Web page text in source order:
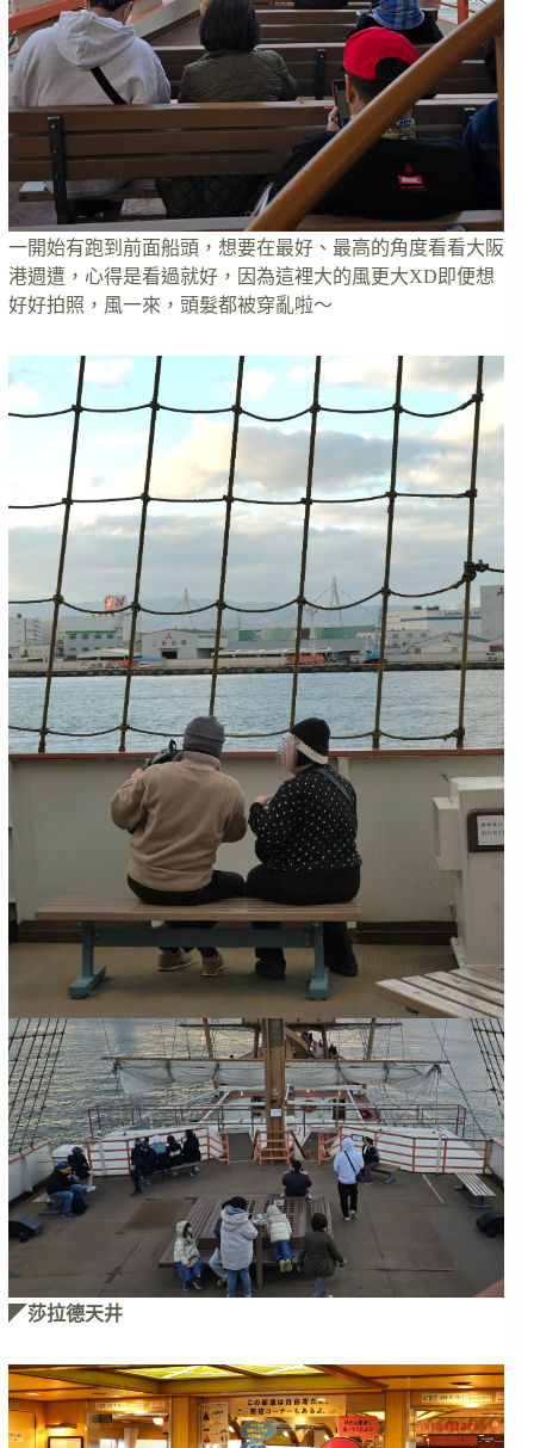
一開始有跑到前面船頭，想要在最好、最高的角度看看大阪
港週遭，心得是看過就好，因為這裡大的風更大XD即便想
好好拍照，風一來，頭髮都被穿亂啦～
◤莎拉德天井